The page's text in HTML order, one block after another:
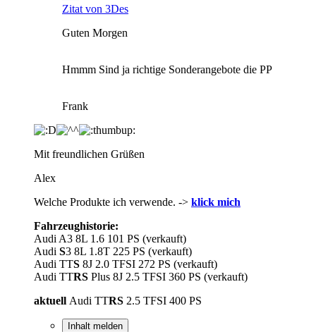
Zitat von 3Des
Guten Morgen
Hmmm Sind ja richtige Sonderangebote die PP
Frank
Mit freundlichen Grüßen
Alex
Welche Produkte ich verwende. -> klick mich
Fahrzeughistorie:
Audi A3 8L 1.6 101 PS (verkauft)
Audi S3 8L 1.8T 225 PS (verkauft)
Audi TTS 8J 2.0 TFSI 272 PS (verkauft)
Audi TTRS Plus 8J 2.5 TFSI 360 PS (verkauft)
aktuell Audi TTRS 2.5 TFSI 400 PS
Inhalt melden